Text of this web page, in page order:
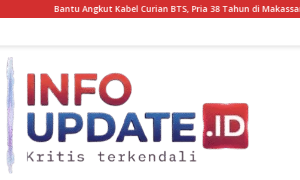
Kabel Curian BTS, Pria 38 Tahun di Makassar Diciduk Polisi